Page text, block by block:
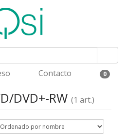
Contacto 0
DVD+-RW (1 art.)